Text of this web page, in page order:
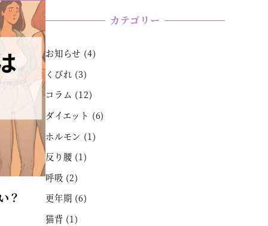
？
カテゴリー
お知らせ (4)
くびれ (3)
コラム (12)
ダイエット (6)
ホルモン (1)
反り腰 (1)
呼吸 (2)
更年期 (6)
猫背 (1)